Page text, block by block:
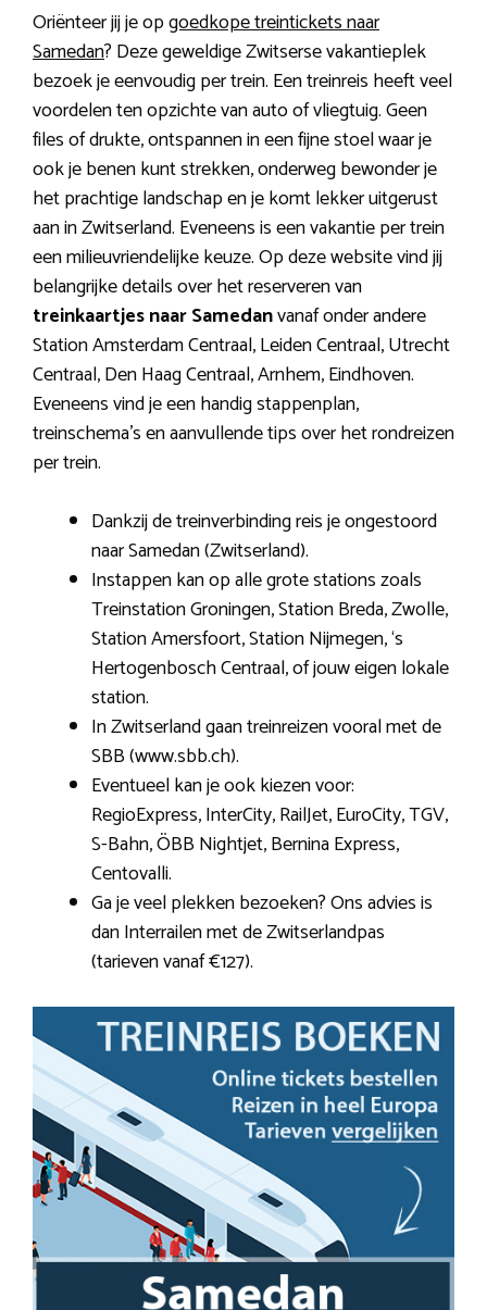
Oriënteer jij je opgoedkope treintickets naar
Samedan? Deze geweldige Zwitserse vakantieplek
bezoek je eenvoudig per trein. Een treinreis heeft veel
voordelen ten opzichte van auto of vliegtuig. Geen
files of drukte, ontspannen in een fijne stoel waar je
ook je benen kunt strekken, onderweg bewonder je
het prachtige landschap en je komt lekker uitgerust
aan in Zwitserland. Eveneens is een vakantie per trein
een milieuvriendelijke keuze. Op deze website vind jij
belangrijke details over het reserveren van
treinkaartjes naar Samedanvanaf onder andere
Station Amsterdam Centraal, Leiden Centraal, Utrecht
Centraal, Den Haag Centraal, Arnhem, Eindhoven.
Eveneens vind je een handig stappenplan,
treinschema’s en aanvullende tips over het rondreizen
per trein.
Dankzij de treinverbinding reis je ongestoord
naar Samedan (Zwitserland).
Instappen kan op alle grote stations zoals
Treinstation Groningen, Station Breda, Zwolle,
Station Amersfoort, Station Nijmegen, ‘s
Hertogenbosch Centraal, of jouw eigen lokale
station.
In Zwitserland gaan treinreizen vooral met de
SBB (www.sbb.ch).
Eventueel kan je ook kiezen voor:
RegioExpress, InterCity, RailJet, EuroCity, TGV,
S-Bahn, ÖBB Nightjet, Bernina Express,
Centovalli.
Ga je veel plekken bezoeken? Ons advies is
dan Interrailen met de Zwitserlandpas
(tarieven vanaf €127).